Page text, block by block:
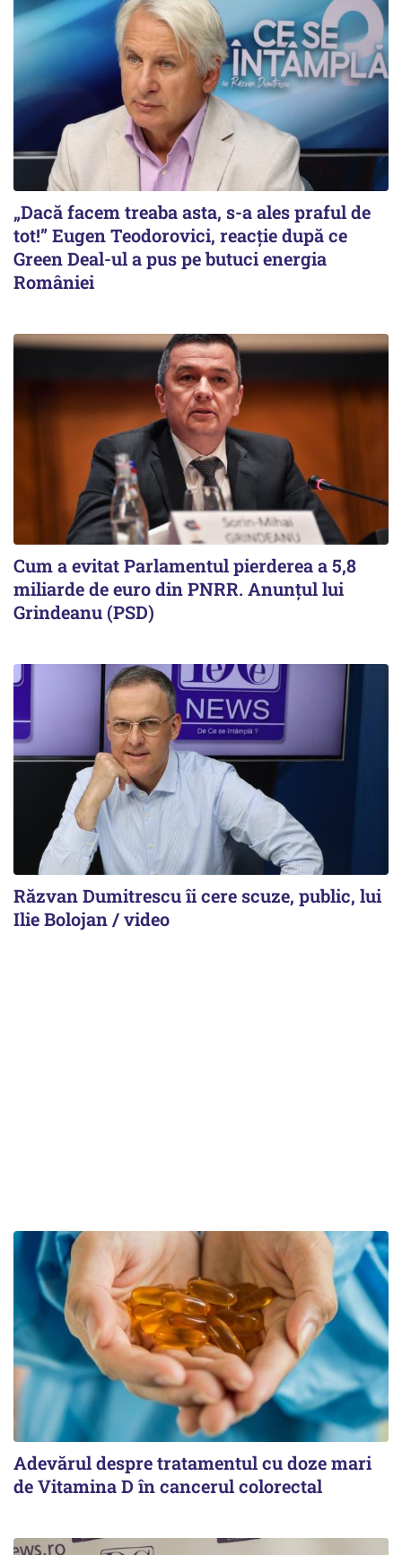
„Dacă facem treaba asta, s-a ales praful de
tot!” Eugen Teodorovici, reacție după ce
Green Deal-ul a pus pe butuci energia
României
Cum a evitat Parlamentul pierderea a 5,8
miliarde de euro din PNRR. Anunțul lui
Grindeanu (PSD)
Răzvan Dumitrescu îi cere scuze, public, lui
Ilie Bolojan / video
Adevărul despre tratamentul cu doze mari
de Vitamina D în cancerul colorectal